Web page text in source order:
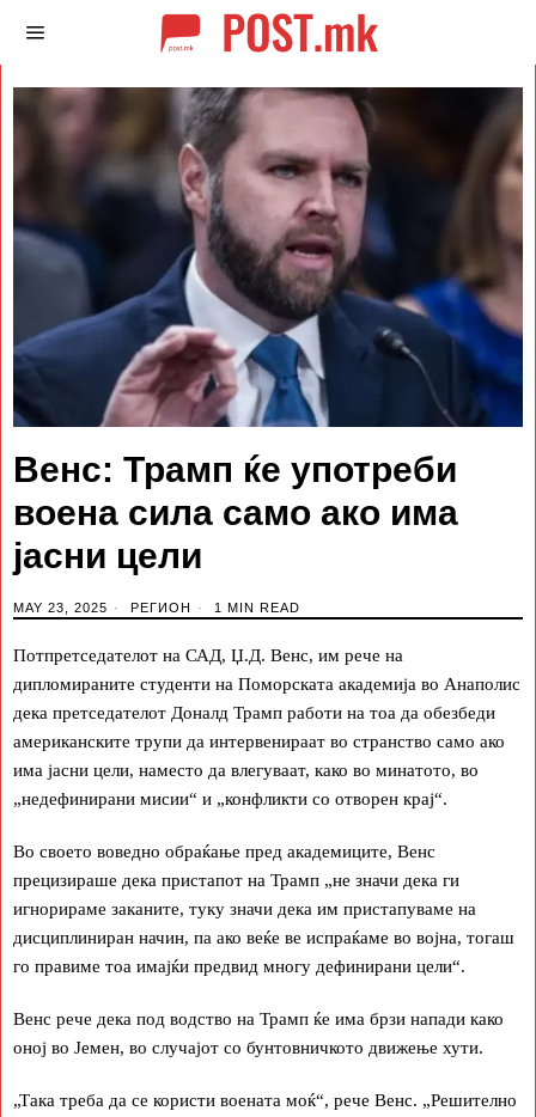
Венс: Трамп ќе употреби
воена сила само ако има
јасни цели
MAY 23, 2025 РЕГИОН 1 MIN READ
Потпретседателот на САД, Џ.Д. Венс, им рече на
дипломираните студенти на Поморската академија во Анаполис
дека претседателот Доналд Трамп работи на тоа да обезбеди
американските трупи да интервенираат во странство само ако
има јасни цели, наместо да влегуваат, како во минатото, во
„недефинирани мисии“ и „конфликти со отворен крај“.
Во своето воведно обраќање пред академиците, Венс
прецизираше дека пристапот на Трамп „не значи дека ги
игнорираме заканите, туку значи дека им пристапуваме на
дисциплиниран начин, па ако веќе ве испраќаме во војна, тогаш
го правиме тоа имајќи предвид многу дефинирани цели“.
Венс рече дека под водство на Трамп ќе има брзи напади како
оној во Јемен, во случајот со бунтовничкото движење хути.
„Така треба да се користи воената моќ“, рече Венс. „Решително